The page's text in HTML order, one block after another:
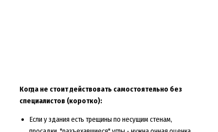
Когда не стоит действовать самостоятельно без
специалистов (коротко):
Если у здания есть трещины по несущим стенам,